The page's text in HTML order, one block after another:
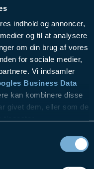
indhold og annoncer,
og til at analysere
om din brug af vores
for sociale medier,
Vi indsamler
Business Data
kan kombinere disse
givet dem, eller som de